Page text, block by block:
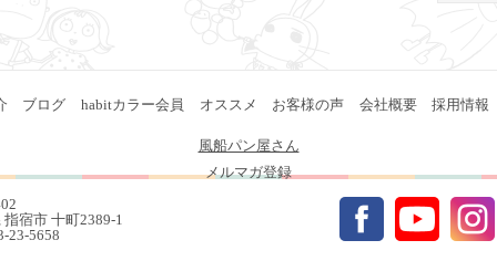
ブログ habitカラー会員 オススメ お客様の声 会社概要 採用情報
メルマガ登録
風船パン屋さん
宿市 十町2389-1
23-5658